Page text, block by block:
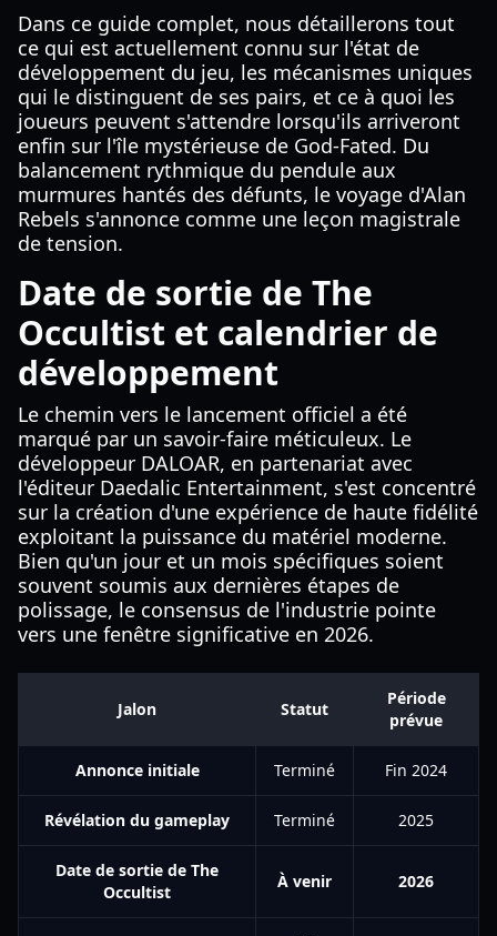
Dans ce guide complet, nous détaillerons tout
ce qui est actuellement connu sur l'état de
développement du jeu, les mécanismes uniques
qui le distinguent de ses pairs, et ce à quoi les
joueurs peuvent s'attendre lorsqu'ils arriveront
enfin sur l'île mystérieuse de God-Fated. Du
balancement rythmique du pendule aux
murmures hantés des défunts, le voyage d'Alan
Rebels s'annonce comme une leçon magistrale
de tension.
Date de sortie de The
Occultist et calendrier de
développement
Le chemin vers le lancement officiel a été
marqué par un savoir-faire méticuleux. Le
développeur DALOAR, en partenariat avec
l'éditeur Daedalic Entertainment, s'est concentré
sur la création d'une expérience de haute fidélité
exploitant la puissance du matériel moderne.
Bien qu'un jour et un mois spécifiques soient
souvent soumis aux dernières étapes de
polissage, le consensus de l'industrie pointe
vers une fenêtre significative en 2026.
Jalon Statut
Période
prévue
Annonce initiale Terminé Fin 2024
Révélation du gameplay Terminé 2025
Date de sortie de The
Occultist
À venir 2026